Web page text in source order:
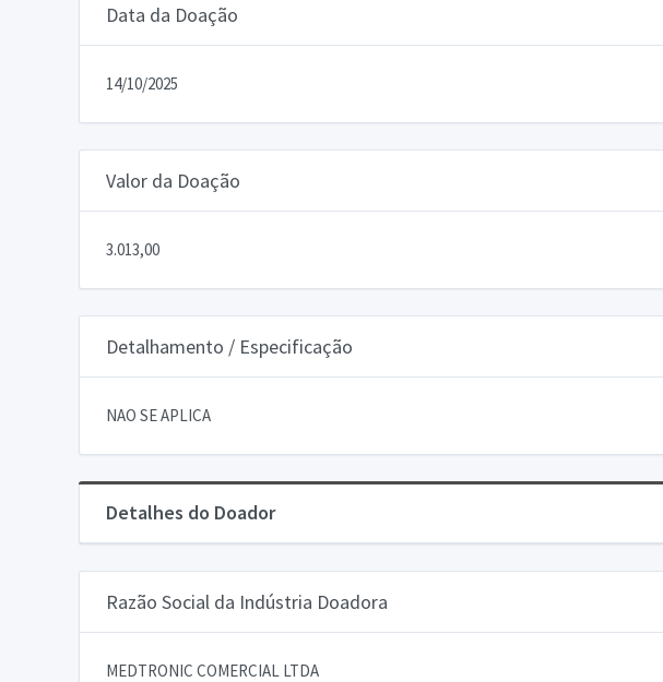
Data da Doação
14/10/2025
Valor da Doação
3.013,00
Detalhamento / Especificação
NAO SE APLICA
Detalhes do Doador
Razão Social da Indústria Doadora
MEDTRONIC COMERCIAL LTDA